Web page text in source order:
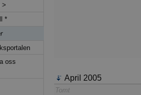
April 2005
Tomt
>
*
oss